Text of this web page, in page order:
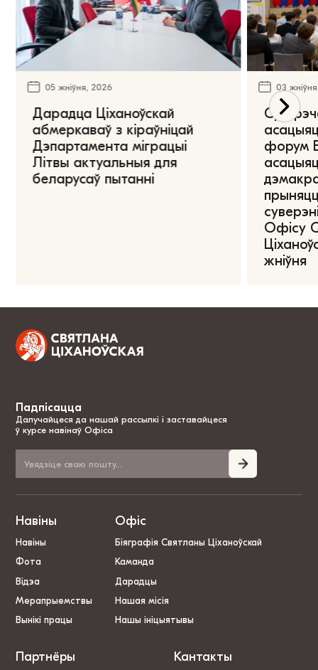
05 жніўня, 2026
Дарадца Ціханоўскай
абмеркаваў з кіраўніцай
Дэпартамента міграцыі
Літвы актуальныя для
беларусаў пытанні
03
форум
Офісу
жніўня
Падпісацца
Далучайцеся да нашай рассылкі і заставайцеся
ў курсе навінаў Офіса
Навіны
Навіны
Фота
Відэа
Мерапрыемствы
Вынікі працы
Офіс
Біяграфія Святланы Ціханоўскай
Каманда
Дарадцы
Нашая місія
Нашы ініцыятывы
Партнёры Кантакты